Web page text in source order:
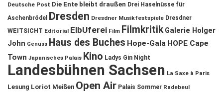
Deutsche Post Die Ente bleibt draußen Drei Haselnüsse für
Aschenbrödel
Dresden Dresdner Musikfestspiele Dresdner
WEITSICHT Editorial ElbUferei Film Filmkritik Galerie Holger
John Genuss Haus des Buches Hope-Gala HOPE Cape
Town Japanisches Palais Kino Ladys Gin Night
Landesbühnen Sachsen La Saxe à Paris
Lesung Loriot Meißen Open Air Palais Sommer Radebeul